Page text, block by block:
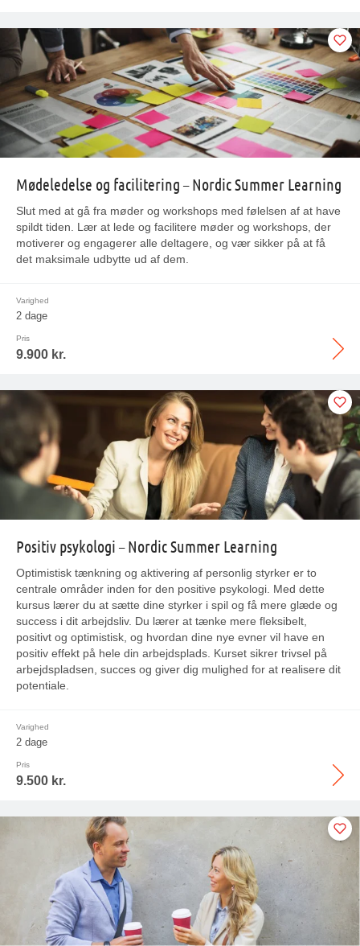
Mødeledelse og facilitering – Nordic Summer Learning
Slut med at gå fra møder og workshops med følelsen af at have
spildt tiden. Lær at lede og facilitere møder og workshops, der
motiverer og engagerer alle deltagere, og vær sikker på at få
det maksimale udbytte ud af dem.
Varighed
2 dage
Pris
9.900 kr.
Positiv psykologi – Nordic Summer Learning
Optimistisk tænkning og aktivering af personlig styrker er to
centrale områder inden for den positive psykologi. Med dette
kursus lærer du at sætte dine styrker i spil og få mere glæde og
success i dit arbejdsliv. Du lærer at tænke mere fleksibelt,
positivt og optimistisk, og hvordan dine nye evner vil have en
positiv effekt på hele din arbejdsplads. Kurset sikrer trivsel på
arbejdspladsen, succes og giver dig mulighed for at realisere dit
potentiale.
Varighed
2 dage
Pris
9.500 kr.